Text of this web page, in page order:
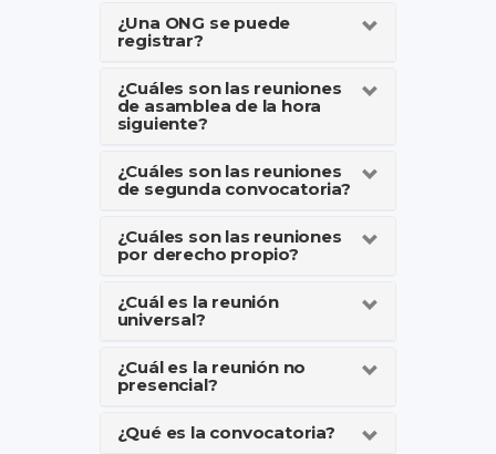
¿Una ONG se puede
registrar?
¿Cuáles son las reuniones
de asamblea de la hora
siguiente?
¿Cuáles son las reuniones
de segunda convocatoria?
¿Cuáles son las reuniones
por derecho propio?
¿Cuál es la reunión
universal?
¿Cuál es la reunión no
presencial?
¿Qué es la convocatoria?